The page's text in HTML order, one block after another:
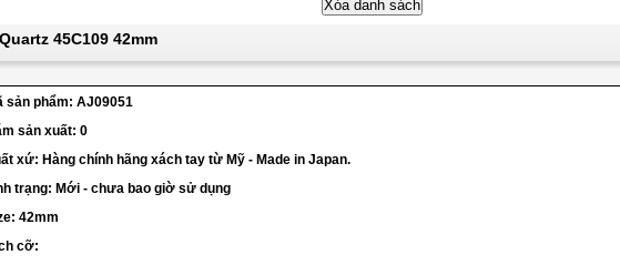
45C109 42mm
sản phẩm: AJ09051
sản xuất: 0
xứ: Hàng chính hãng xách tay từ Mỹ - Made in Japan.
trạng: Mới - chưa bao giờ sử dụng
42mm
cỡ: